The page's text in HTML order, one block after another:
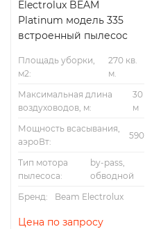
Electrolux BEAM
Platinum модель 335
встроенный пылесос
Площадь уборки,
м2:
270 кв.
м.
Максимальная длина
воздуховодов, м:
30
м
Мощность всасывания,
аэроВт:
590
Тип мотора
пылесоса:
by-pass,
обводной
Бренд:
Beam Electrolux
Цена по запросу